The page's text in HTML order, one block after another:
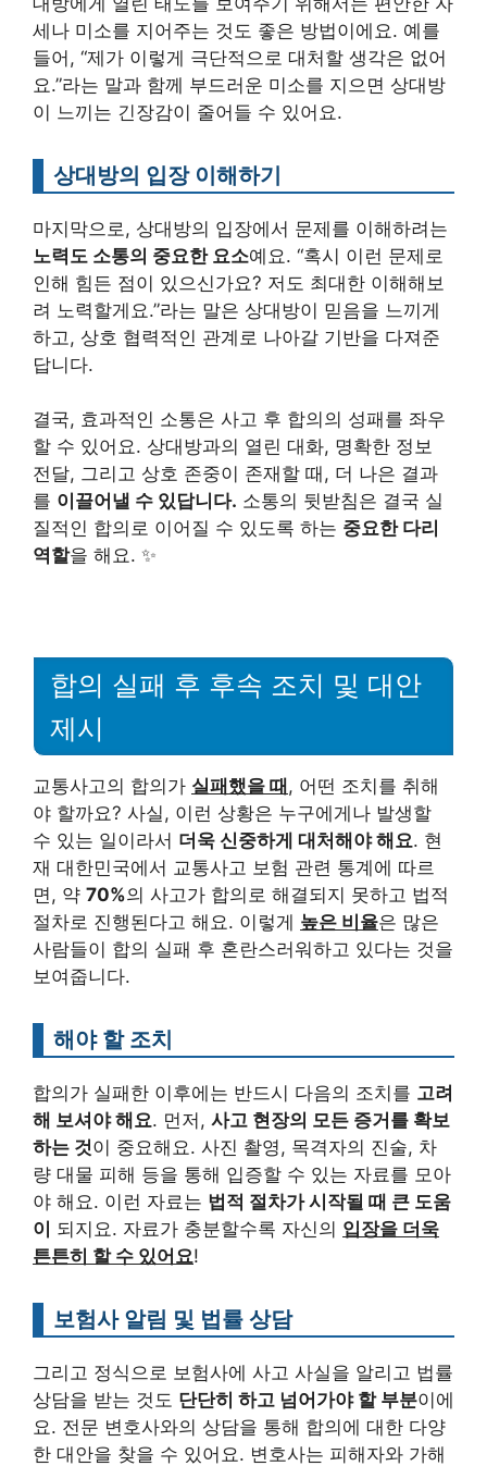
세나 미소를 지어주는 것도 좋은 방법이에요. 예를
들어, “제가 이렇게 극단적으로 대처할 생각은 없어
요.”라는 말과 함께 부드러운 미소를 지으면 상대방
이 느끼는 긴장감이 줄어들 수 있어요.
상대방의 입장 이해하기
마지막으로, 상대방의 입장에서 문제를 이해하려는
노력도 소통의 중요한 요소예요. “혹시 이런 문제로
인해 힘든 점이 있으신가요? 저도 최대한 이해해보
려 노력할게요.”라는 말은 상대방이 믿음을 느끼게
하고, 상호 협력적인 관계로 나아갈 기반을 다져준
답니다.
결국, 효과적인 소통은 사고 후 합의의 성패를 좌우
할 수 있어요. 상대방과의 열린 대화, 명확한 정보
전달, 그리고 상호 존중이 존재할 때, 더 나은 결과
를 이끌어낼 수 있답니다. 소통의 뒷받침은 결국 실
질적인 합의로 이어질 수 있도록 하는 중요한 다리
역할을 해요. ✨
합의 실패 후 후속 조치 및 대안
제시
교통사고의 합의가 실패했을 때, 어떤 조치를 취해
야 할까요? 사실, 이런 상황은 누구에게나 발생할
수 있는 일이라서 더욱 신중하게 대처해야 해요. 현
재 대한민국에서 교통사고 보험 관련 통계에 따르
면, 약 70%의 사고가 합의로 해결되지 못하고 법적
절차로 진행된다고 해요. 이렇게 높은 비율은 많은
사람들이 합의 실패 후 혼란스러워하고 있다는 것을
보여줍니다.
해야 할 조치
합의가 실패한 이후에는 반드시 다음의 조치를 고려
해 보셔야 해요. 먼저, 사고 현장의 모든 증거를 확보
하는 것이 중요해요. 사진 촬영, 목격자의 진술, 차
량 대물 피해 등을 통해 입증할 수 있는 자료를 모아
야 해요. 이런 자료는 법적 절차가 시작될 때 큰 도움
이 되지요. 자료가 충분할수록 자신의 입장을 더욱
튼튼히 할 수 있어요!
보험사 알림 및 법률 상담
그리고 정식으로 보험사에 사고 사실을 알리고 법률
상담을 받는 것도 단단히 하고 넘어가야 할 부분이에
요. 전문 변호사와의 상담을 통해 합의에 대한 다양
한 대안을 찾을 수 있어요. 변호사는 피해자와 가해